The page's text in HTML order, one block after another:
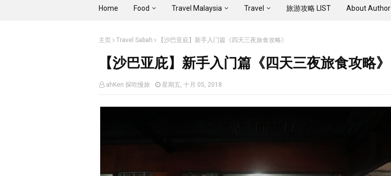
Home Food Travel Malaysia Travel 旅游攻略 LIST About Author
主页 Travel Sabah 【沙巴亚庇】新手入门篇《四天三夜旅食攻略》
【沙巴亚庇】新手入门篇《四天三夜旅食攻略》
ahKen 探吃慢旅 星期五, 十月 05, 2018